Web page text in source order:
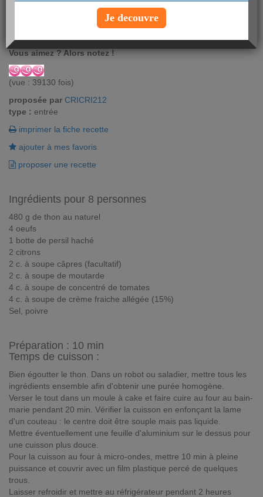
Vous recherchez une recette fraîche et rapide à réaliser ? Cet été
préparez cette délicieuse recette de pain de thon, avec une petite
Vous aimez ? Alors notez !
(vue : 39130 fois)
proposée par CRICRI212
type : entrée
imprimer la fiche recette
ajouter à mes favoris
proposer une recette
Ingrédients pour 8 personnes
480 g de thon au naturel
4 oeufs
1 botte de persil haché
2 citrons
2 c. à soupe câpres (facultatif)
2 c. à soupe de moutarde
4 c. à soupe de concentré de tomates
4 c. à soupe de crème fraiche allégée (15%)
Sel, poivre
Préparation : 10 min
Temps de cuisson :
Bien égoutter le thon. Dans un robot ou saladier, mettre tous les
ingrédients ensemble afin d'obtenir une purée homogène.
Verser le tout dans un moule à cake et faire cuire au four au bain-
marie pendant 20 min. Vérifier la cuisson en enfonçant la lame
d'un couteau : le centre doit être souple mais pas liquide.
Mettre éventuellement une feuille d'aluminium sur le dessus pour
une cuisson plus douce.
Pour la cuisson au four à micro-ondes, mettre 10 min à pleine
puissance et couvrir avec un film plastique percé de quelques
trous.
Laisser refroidir et mettre au réfrigérateur pendant 2 heures
Je decouvre